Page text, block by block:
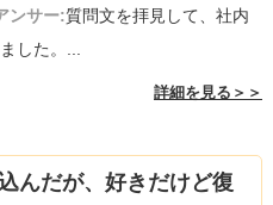
ンサー:質問文を拝見して、社内
した。...
詳細を見る＞＞
んだが、好きだけど復